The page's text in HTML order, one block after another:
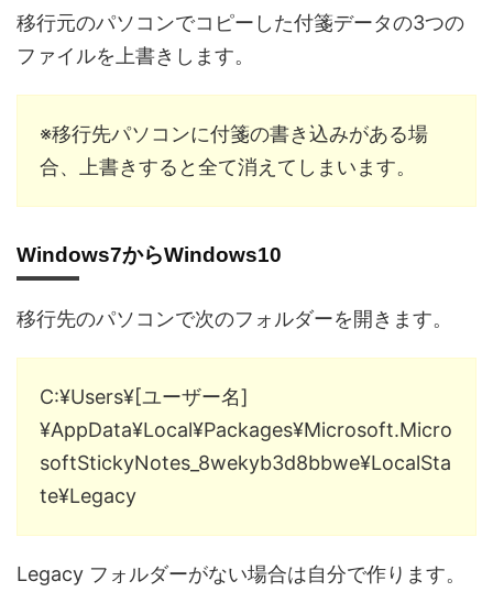
移行元のパソコンでコピーした付箋データの3つの
ファイルを上書きします。
※移行先パソコンに付箋の書き込みがある場
合、上書きすると全て消えてしまいます。
Windows7からWindows10
移行先のパソコンで次のフォルダーを開きます。
C:¥Users¥[ユーザー名]
¥AppData¥Local¥Packages¥Microsoft.Micro
softStickyNotes_8wekyb3d8bbwe¥LocalSta
te¥Legacy
Legacy フォルダーがない場合は自分で作ります。